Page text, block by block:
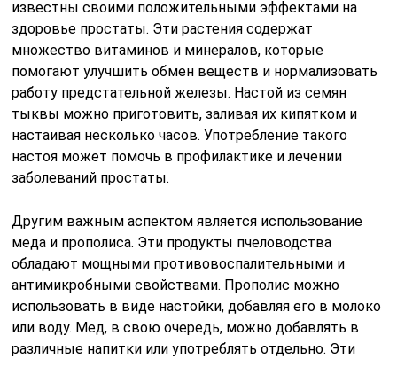
известны своими положительными эффектами на
здоровье простаты. Эти растения содержат
множество витаминов и минералов, которые
помогают улучшить обмен веществ и нормализовать
работу предстательной железы. Настой из семян
тыквы можно приготовить, заливая их кипятком и
настаивая несколько часов. Употребление такого
настоя может помочь в профилактике и лечении
заболеваний простаты.
Другим важным аспектом является использование
меда и прополиса. Эти продукты пчеловодства
обладают мощными противовоспалительными и
антимикробными свойствами. Прополис можно
использовать в виде настойки, добавляя его в молоко
или воду. Мед, в свою очередь, можно добавлять в
различные напитки или употреблять отдельно. Эти